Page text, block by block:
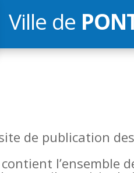
Ville de
de publication
contient l’ensemble